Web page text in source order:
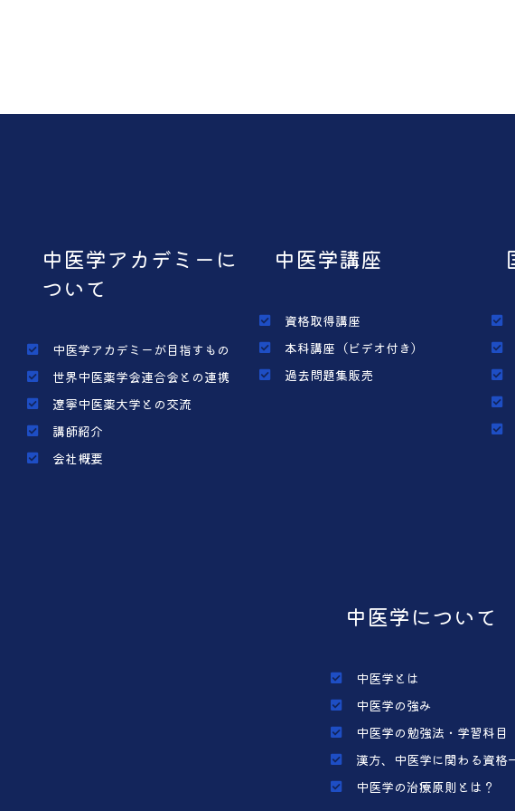
中医学アカデミーに
ついて
中医学アカデミーが目指すもの
世界中医薬学会連合会との連携
遼寧中医薬大学との交流
講師紹介
会社概要
中医学講座
資格取得講座
本科講座（ビデオ付き）
過去問題集販売
中医学について
中医学とは
中医学の強み
中医学の勉強法・学習科目
漢方、中医学に関わる資格
中医学の治療原則とは？